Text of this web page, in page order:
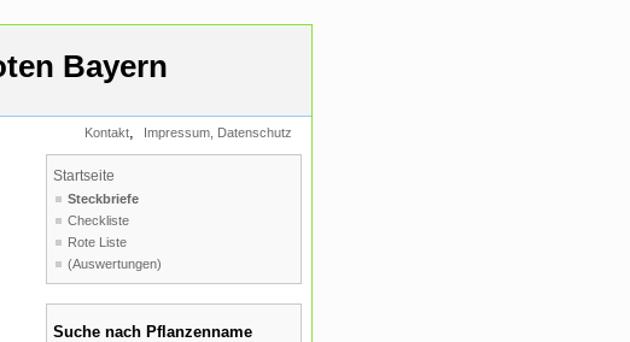
Bayern
Kontakt, Impressum, Datenschutz
Startseite
Steckbriefe
Checkliste
Rote Liste
(Auswertungen)
Suche nach Pflanzenname